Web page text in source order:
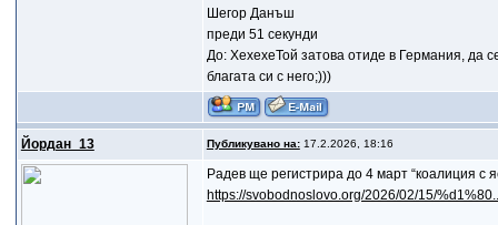
Шегор Данъш
преди 51 секунди
До: ХехехеТой затова отиде в Германия, да
благата си с него;)))
Йордан_13 Публикувано на:17.2.2026, 18:16
Радев ще регистрира до 4 март “коалиция с
https://svobodnoslovo.org/2026/02/15/